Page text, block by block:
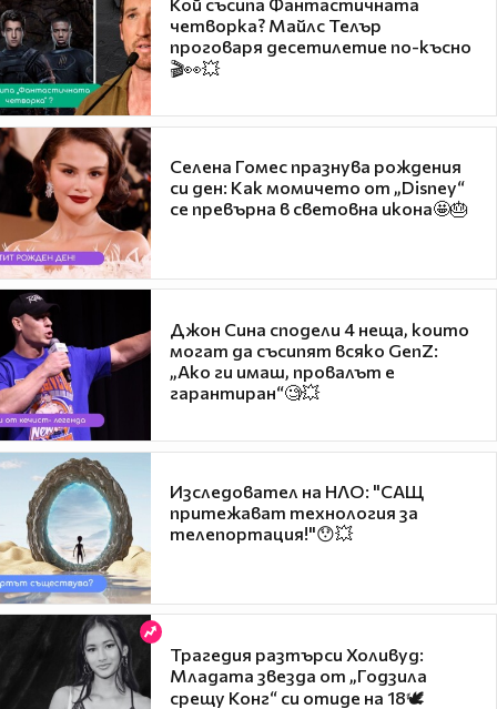
четворка? Майлс Телър
проговаря десетилетие по-късно
🎬👀💥
Селена Гомес празнува рождения
си ден: Как момичето от „Disney“
се превърна в световна икона🤩🎂
Джон Сина сподели 4 неща, които
могат да съсипят всяко GenZ:
„Ако ги имаш, провалът е
гарантиран“🧐💥
Изследовател на НЛО: "САЩ
притежават технология за
телепортация!"😯💥
Трагедия разтърси Холивуд:
Младата звезда от „Годзила
срещу Конг“ си отиде на 18🕊️